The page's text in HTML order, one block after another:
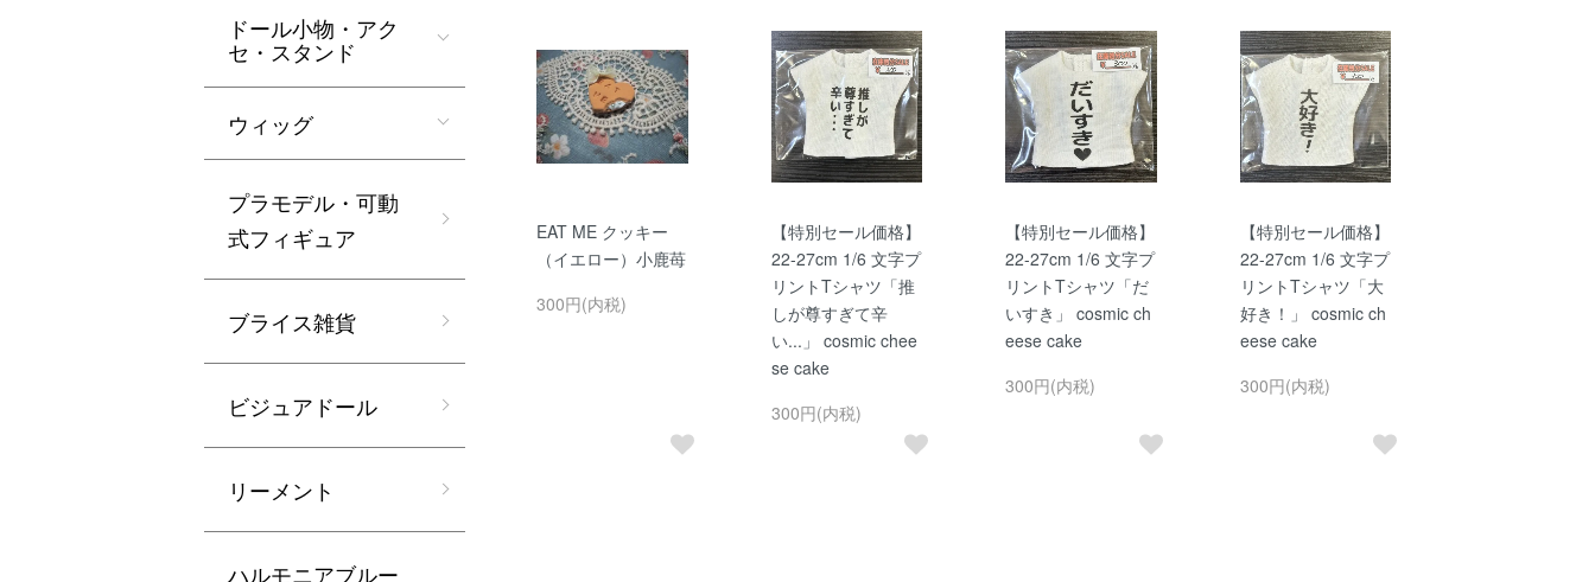
EAT ME クッキー
（イエロー）小鹿苺
300円(内税)
【特別セール価格】
22-27cm 1/6 文字プ
リントTシャツ「推
しが尊すぎて辛
い...」 cosmic chee
se cake
300円(内税)
【特別セール価格】
22-27cm 1/6 文字プ
リントTシャツ「だ
いすき」 cosmic ch
eese cake
300円(内税)
【特別セール価格】
22-27cm 1/6 文字プ
リントTシャツ「大
好き！」 cosmic ch
eese cake
300円(内税)
ドール小物・アク
セ・スタンド
ウィッグ
プラモデル・可動
式フィギュア
ブライス雑貨
ビジュアドール
リーメント
ハルモニアブルー